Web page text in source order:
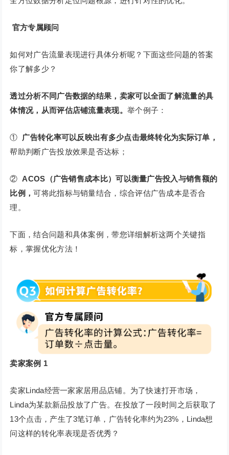
官方专属顾问
如何对广告流量表现进行具体分析呢？下面这些问题的答案
你了解多少？
透过分析不同广告数据的结果，卖家可以全面了解流量的具
体情况，从而评估店铺流量表现。 举个例子：
① 广告转化率可以反映出有多少点击最终转化为实际订单，
帮助判断广告投放效果是否达标；
②ACOS（广告销售成本比）可以衡量广告投入与销售额的
比例，可将此指标与销量结合，综合评估广告成本是否合
理。
下面，结合问题和具体案例，带您详细解析这两个关键指
标，掌握优化方法！
卖家案例 1
卖家Linda经营一家家居用品店铺。为了快速打开市场，
Linda为某款新品投放了广告。在投放了一段时间之后获取了
13个点击，产生了3笔订单，广告转化率约为23%，Linda想
问这样的转化率表现是否优秀？